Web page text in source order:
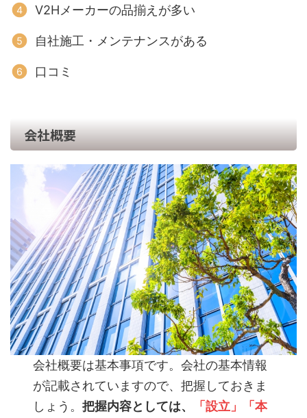
V2Hメーカーの品揃えが多い
自社施工・メンテナンスがある
口コミ
会社概要
会社概要は基本事項です。会社の基本情報
が記載されていますので、把握しておきま
しょう。把握内容としては、
「設立」「本